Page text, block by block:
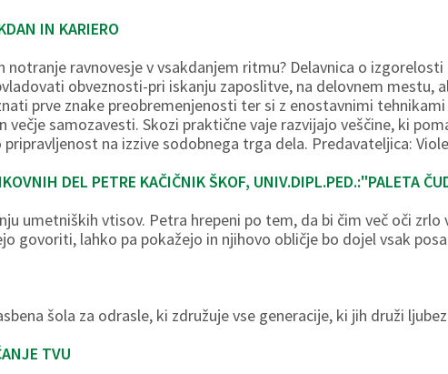
IN KARIERO
notranje ravnovesje v vsakdanjem ritmu? Delavnica o
obveznosti-pri iskanju zaposlitve, na delovnem mestu,
prve znake preobremenjenosti ter si z enostavnimi
večje samozavesti. Skozi praktične vaje razvijajo veščine, ki
na izzive sodobnega trga dela. Predavateljica:
DEL PETRE KAČIČNIK ŠKOF, UNIV.DIPL.PED.:"PALETA
umetniških vtisov. Petra hrepeni po tem, da bi čim več oči
govoriti, lahko pa pokažejo in njihovo obličje bo dojel vsak
šola za odrasle, ki združuje vse generacije, ki jih druži
TVU